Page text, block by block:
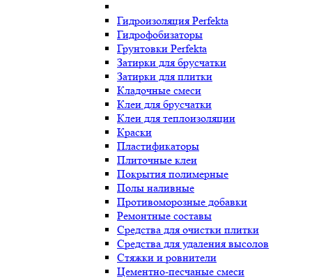
Гидроизоляция Perfekta
Гидрофобизаторы
Грунтовки Perfekta
Затирки для брусчатки
Затирки для плитки
Кладочные смеси
Клеи для брусчатки
Клеи для теплоизоляции
Краски
Пластификаторы
Плиточные клеи
Покрытия полимерные
Полы наливные
Противоморозные добавки
Ремонтные составы
Средства для очистки плитки
Средства для удаления высолов
Стяжки и ровнители
Цементно-песчаные смеси